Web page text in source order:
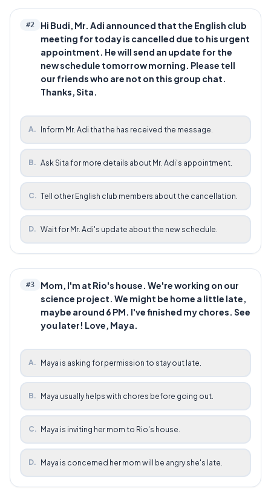
#2
Hi Budi, Mr. Adi announced that the English club
meeting for today is cancelled due to his urgent
appointment. He will send an update for the
new schedule tomorrow morning. Please tell
our friends who are not on this group chat.
Thanks, Sita.
A. Inform Mr. Adi that he has received the message.
B. Ask Sita for more details about Mr. Adi's appointment.
C. Tell other English club members about the cancellation.
D. Wait for Mr. Adi's update about the new schedule.
#3
Mom, I'm at Rio's house. We're working on our
science project. We might be home a little late,
maybe around 6 PM. I've finished my chores. See
you later! Love, Maya.
A. Maya is asking for permission to stay out late.
B. Maya usually helps with chores before going out.
C. Maya is inviting her mom to Rio's house.
D. Maya is concerned her mom will be angry she's late.